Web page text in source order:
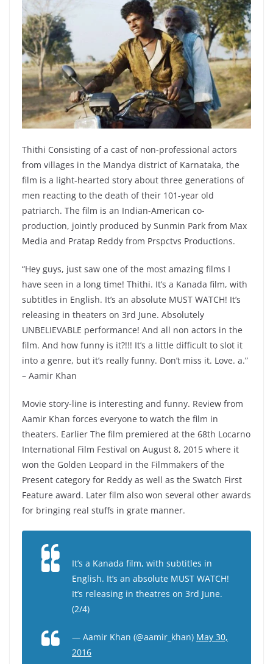
Thithi Consisting of a cast of non-professional actors
from villages in the Mandya district of Karnataka, the
film is a light-hearted story about three generations of
men reacting to the death of their 101-year old
patriarch. The film is an Indian-American co-
production, jointly produced by Sunmin Park from Max
Media and Pratap Reddy from Prspctvs Productions.
“Hey guys, just saw one of the most amazing films I
have seen in a long time! Thithi. It’s a Kanada film, with
subtitles in English. It’s an absolute MUST WATCH! It’s
releasing in theaters on 3rd June. Absolutely
UNBELIEVABLE performance! And all non actors in the
film. And how funny is it?!!! It’s a little difficult to slot it
into a genre, but it’s really funny. Don’t miss it. Love. a.”
– Aamir Khan
Movie story-line is interesting and funny. Review from
Aamir Khan forces everyone to watch the film in
theaters. Earlier The film premiered at the 68th Locarno
International Film Festival on August 8, 2015 where it
won the Golden Leopard in the Filmmakers of the
Present category for Reddy as well as the Swatch First
Feature award. Later film also won several other awards
for bringing real stuffs in grate manner.
It’s a Kanada film, with subtitles in
English. It’s an absolute MUST WATCH!
It’s releasing in theatres on 3rd June.
(2/4)
— Aamir Khan (@aamir_khan) May 30,
2016